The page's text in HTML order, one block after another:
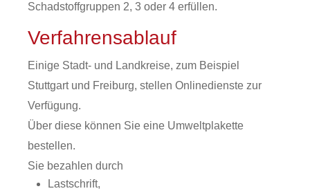
Schadstoffgruppen 2, 3 oder 4 erfüllen.
Verfahrensablauf
Einige Stadt- und Landkreise, zum Beispiel
Stuttgart und Freiburg, stellen Onlinedienste zur
Verfügung.
Über diese können Sie eine Umweltplakette
bestellen.
Sie bezahlen durch
Lastschrift,